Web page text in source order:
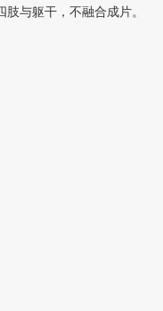
与躯干，不融合成片。